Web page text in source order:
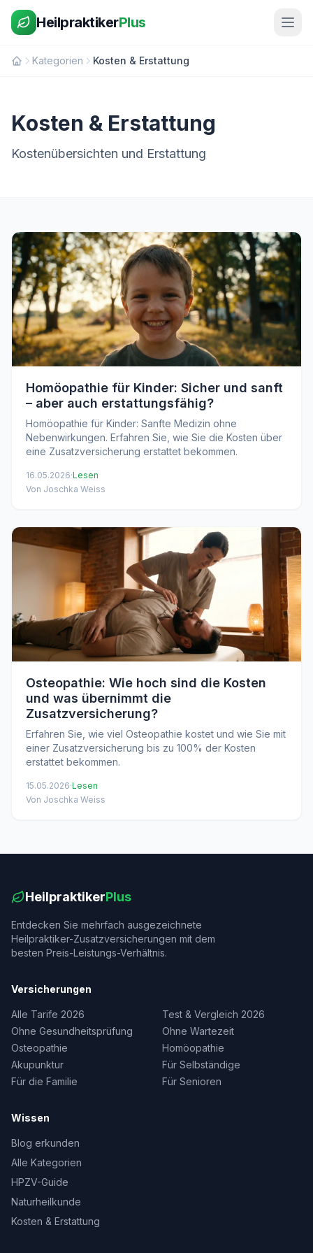
HeilpraktikerPlus
Kategorien Kosten & Erstattung
Kosten & Erstattung
Kostenübersichten und Erstattung
Homöopathie für Kinder: Sicher und sanft
– aber auch erstattungsfähig?
Homöopathie für Kinder: Sanfte Medizin ohne
Nebenwirkungen. Erfahren Sie, wie Sie die Kosten über
eine Zusatzversicherung erstattet bekommen.
16.05.2026·Lesen
Von Joschka Weiss
Osteopathie: Wie hoch sind die Kosten
und was übernimmt die
Zusatzversicherung?
Erfahren Sie, wie viel Osteopathie kostet und wie Sie mit
einer Zusatzversicherung bis zu 100% der Kosten
erstattet bekommen.
15.05.2026·Lesen
Von Joschka Weiss
HeilpraktikerPlus
Entdecken Sie mehrfach ausgezeichnete
Heilpraktiker-Zusatzversicherungen mit dem
besten Preis-Leistungs-Verhältnis.
Versicherungen
Alle Tarife 2026
Test & Vergleich 2026
Ohne Gesundheitsprüfung
Ohne Wartezeit
Osteopathie
Homöopathie
Akupunktur
Für Selbständige
Für die Familie
Für Senioren
Wissen
Blog erkunden
Alle Kategorien
HPZV-Guide
Naturheilkunde
Kosten & Erstattung